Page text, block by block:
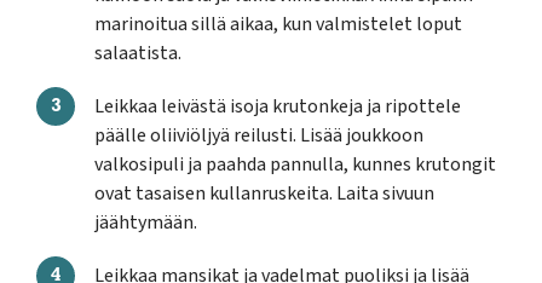
marinoitua sillä aikaa, kun valmistelet loput
salaatista.
Leikkaa leivästä isoja krutonkeja ja ripottele
päälle oliiviöljyä reilusti. Lisää joukkoon
valkosipuli ja paahda pannulla, kunnes krutongit
ovat tasaisen kullanruskeita. Laita sivuun
jäähtymään.
Leikkaa mansikat ja vadelmat puoliksi ja lisää